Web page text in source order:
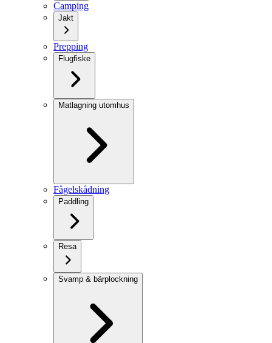
Camping
Jakt
Prepping
Flugfiske
Matlagning utomhus
Fågelskådning
Paddling
Resa
Svamp & bärplockning